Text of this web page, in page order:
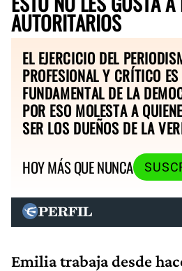
AUTORITARIOS
EL EJERCICIO DEL
PROFESIONAL Y CRÍTICO
FUNDAMENTAL DE LA
POR ESO MOLESTA A
SER LOS DUEÑOS DE LA
HOY MÁS QUE NUNCA
Emilia trabaja desde